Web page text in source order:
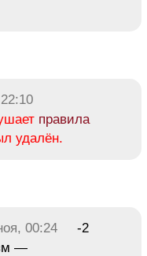
правила
удалён.
00:24
-2
—